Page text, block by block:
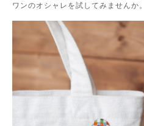
ワンのオシャレを試してみませんか。